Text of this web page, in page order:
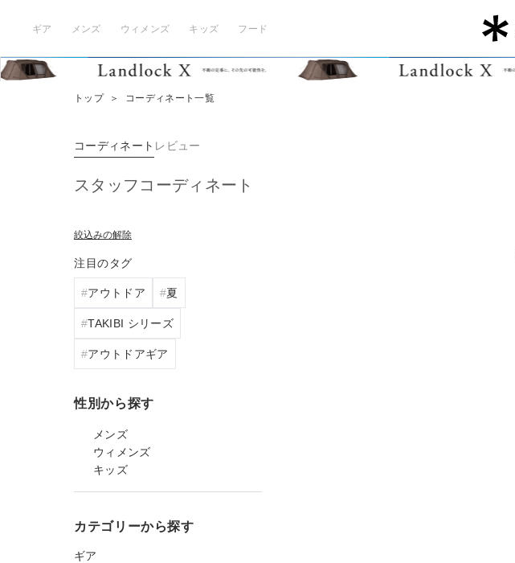
ギア メンズ ウィメンズ キッズ フード
トップ ＞ コーディネート一覧
コーディネート レビュー
スタッフコーディネート
絞込みの解除
注目のタグ
アウトドア 夏
TAKIBI シリーズ
アウトドアギア
性別から探す
メンズ
ウィメンズ
キッズ
カテゴリーから探す
ギア